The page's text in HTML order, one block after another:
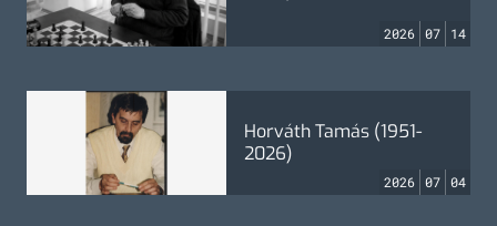
2026 07 14
Horváth Tamás (1951-
2026)
2026 07 04